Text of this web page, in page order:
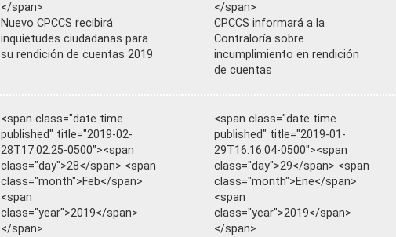
</span>
Nuevo CPCCS recibirá
inquietudes ciudadanas para
su rendición de cuentas 2019
</span>
CPCCS informará a la
Contraloría sobre
incumplimiento en rendición
de cuentas
<span class="date time
published" title="2019-02-
28T17:02:25-0500"><span
class="day">28</span> <span
class="month">Feb</span>
<span
class="year">2019</span>
</span>
<span class="date time
published" title="2019-01-
29T16:16:04-0500"><span
class="day">29</span> <span
class="month">Ene</span>
<span
class="year">2019</span>
</span>